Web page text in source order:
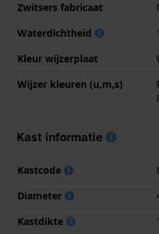
Zwitsers fabricaat
Waterdichtheid
Kleur wijzerplaat
Wijzer kleuren (u,m,s)
Kast informatie
Kastcode
Diameter
Kastdikte